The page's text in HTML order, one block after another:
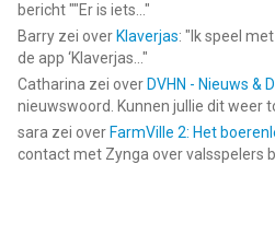
bericht ""Er is iets... "
Barry zei over Klaverjas: " Ik speel
de app ‘Klaverjas... "
Catharina zei over DVHN - Nieuws &
nieuwswoord. Kunnen jullie dit weer
sara zei over FarmVille 2: Het
contact met Zynga over valsspelers bij